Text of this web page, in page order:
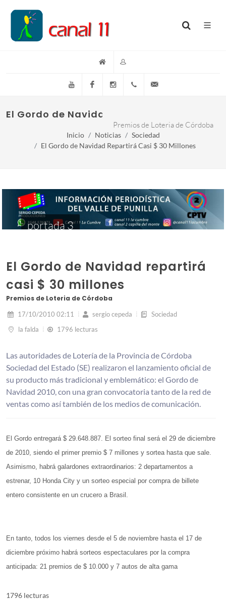
YouTube FacebookInstagram(+54)(9)3548-576073
El Gordo de Navidad repartirá casi $ 30
Premios de Loteria de Córdoba
Inicio Noticias
Sociedad
El Gordo de Navidad Repartirá Casi $ 30 Millones
portada 3
El Gordo de Navidad repartirá
casi $ 30 millones
Premios de Loteria de Córdoba
17/10/2010 02:11 sergio cepeda
Sociedad
la falda
1796 lecturas
Las autoridades de Lotería de la Provincia de Córdoba
Sociedad del Estado (SE) realizaron el lanzamiento oficial de
su producto más tradicional y emblemático: el Gordo de
Navidad 2010, con una gran convocatoria tanto de la red de
ventas como así también de los medios de comunicación.
El Gordo entregará $ 29.648.887. El sorteo final será el 29 de diciembre
de 2010, siendo el primer premio $ 7 millones y sortea hasta que sale.
Asimismo, habrá galardones extraordinarios: 2 departamentos a
estrenar, 10 Honda City y un sorteo especial por compra de billete
entero consistente en un crucero a Brasil.
En tanto, todos los viernes desde el 5 de noviembre hasta el 17 de
diciembre próximo habrá sorteos espectaculares por la compra
anticipada: 21 premios de $ 10.000 y 7 autos de alta gama
1796 lecturas